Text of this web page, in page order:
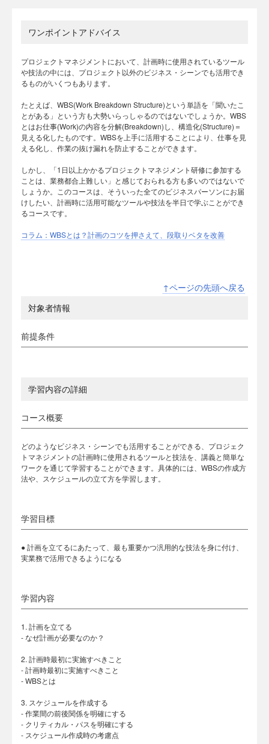
ワンポイントアドバイス
プロジェクトマネジメントにおいて、計画時に使用されているツール
や技法の中には、プロジェクト以外のビジネス・シーンでも活用でき
るものがいくつもあります。
たとえば、WBS(Work Breakdown Structure)という単語を「聞いたこ
とがある」という方も大勢いらっしゃるのではないでしょうか。WBS
とはお仕事(Work)の内容を分解(Breakdown)し、構造化(Structure)＝
見える化したものです。WBSを上手に活用することにより、仕事を見
える化し、作業の抜け漏れを防止することができます。
しかし、「1日以上かかるプロジェクトマネジメント研修に参加する
ことは、業務都合上難しい」と感じておられる方も多いのではないで
しょうか。このコースは、そういった全てのビジネスパーソンにお届
けしたい、計画時に活用可能なツールや技法を半日で学ぶことができ
るコースです。
コラム：WBSとは？計画のコツを押さえて、段取りベタを改善
↑ページの先頭へ戻る
対象者情報
前提条件
学習内容の詳細
コース概要
どのようなビジネス・シーンでも活用することができる、プロジェク
トマネジメントの計画時に使用されるツールと技法を、講義と簡単な
ワークを通じて学習することができます。具体的には、WBSの作成方
法や、スケジュールの立て方を学習します。
学習目標
● 計画を立てるにあたって、最も重要かつ汎用的な技法を身に付け、
実業務で活用できるようになる
学習内容
1. 計画を立てる
- なぜ計画が必要なのか？
2. 計画時最初に実施すべきこと
- 計画時最初に実施すべきこと
- WBSとは
3. スケジュールを作成する
- 作業間の前後関係を明確にする
- クリティカル・パスを明確にする
- スケジュール作成時の考慮点